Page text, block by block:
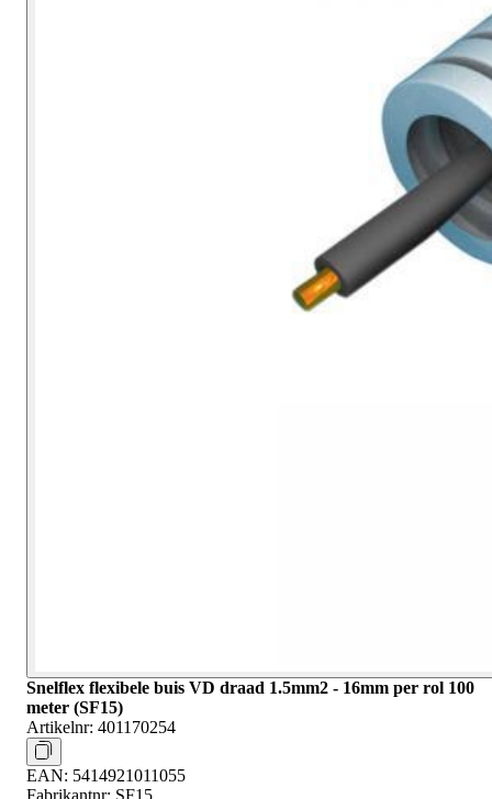
Snelflex flexibele buis VD draad 1.5mm2 - 16mm per rol 100
meter (SF15)
Artikelnr: 401170254
EAN: 5414921011055
Fabrikantnr: SF15